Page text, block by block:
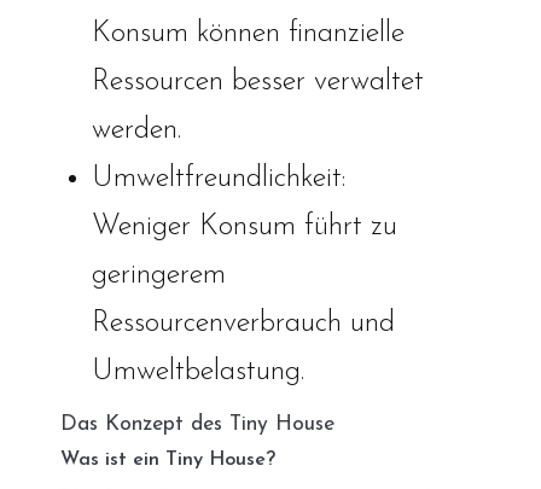
Konsum können finanzielle
Ressourcen besser verwaltet
werden.
Umweltfreundlichkeit:
Weniger Konsum führt zu
geringerem
Ressourcenverbrauch und
Umweltbelastung.
Das Konzept des Tiny House
Was ist ein Tiny House?